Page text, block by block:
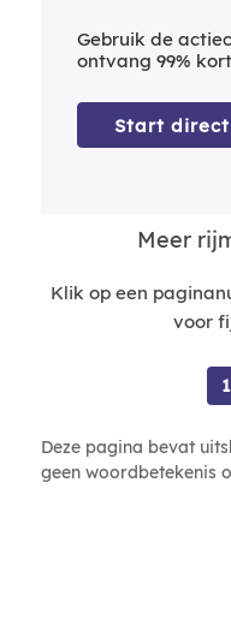
Gebruik de
ontvang 99%
Start direct
Meer
Klik op een
voor
1
Deze pagina bevat
geen woordbetekenis